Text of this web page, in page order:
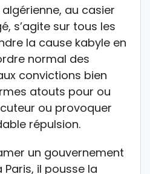
au casier
s’agite sur tous les
la cause kabyle en
normal des
convictions bien
atouts pour ou
ou provoquer
répulsion.
un gouvernement
il pousse la